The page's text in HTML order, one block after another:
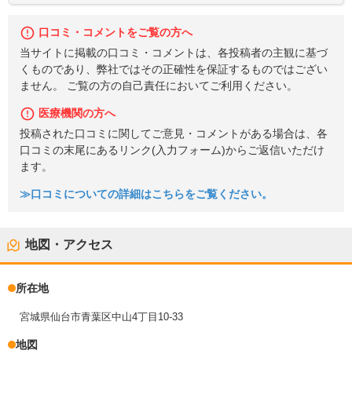
口コミ・コメントをご覧の方へ
当サイトに掲載の口コミ・コメントは、各投稿者の主観に基づ
くものであり、弊社ではその正確性を保証するものではござい
ません。 ご覧の方の自己責任においてご利用ください。
医療機関の方へ
投稿された口コミに関してご意見・コメントがある場合は、各
口コミの末尾にあるリンク(入力フォーム)からご返信いただけ
ます。
≫口コミについての詳細はこちらをご覧ください。
地図・アクセス
所在地
宮城県仙台市青葉区中山4丁目10-33
地図